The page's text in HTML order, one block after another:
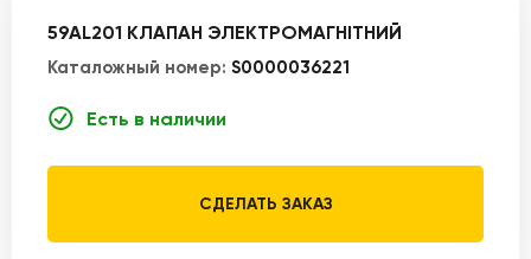
59AL201 КЛАПАН ЭЛЕКТРОМАГНІТНИЙ
Каталожный номер: S0000036221
Есть в наличии
СДЕЛАТЬ ЗАКАЗ